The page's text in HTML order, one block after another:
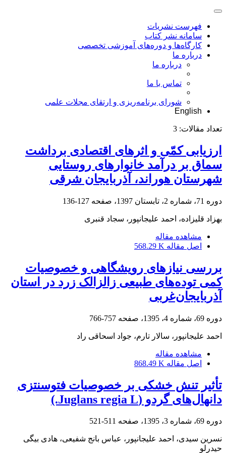
فهرست نشریات
سامانه نشر کتاب
کارگاه‌ها و دوره‌های آموزشی تخصصی
درباره ما
درباره ما
تماس با ما
شورای برنامه‌ریزی و ارتقای مجلات علمی
English
تعداد مقالات: 3
ارزیابی کمّی و اثرهای اقتصادی برداشت
سماق بر درآمد خانوارهای روستایی
شهرستان هوراند، آذربایجان شرقی
دوره 71، شماره 2، تابستان 1397، صفحه 127-136
بهزاد قلیزاده، احمد علیجانپور، سجاد قنبری
مشاهده مقاله
اصل مقاله 568.29 K
بررسی نیازهای رویشگاهی و خصوصیات
کمی توده‌های طبیعی زالزالک زرد در استان
آذربایجان‌غربی
دوره 69، شماره 4، 1395، صفحه 757-766
احمد علیجانپور، سالار تارم، جواد اسحاقی راد
مشاهده مقاله
اصل مقاله 868.49 K
تأثیر تنش خشکی بر خصوصیات فتوسنتزی
دانهال‌های گردو (Juglans regia L.)
دوره 69، شماره 3، 1395، صفحه 511-521
نسرین سیدی، احمد علیجانپور، عباس بانج شفیعی، هادی بیگی
حیدرلو